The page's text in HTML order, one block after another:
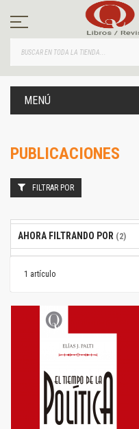
contenido
MENÚ
PUBLICACIONES
1 artículo
FILTRAR POR
AHORA FILTRANDO POR